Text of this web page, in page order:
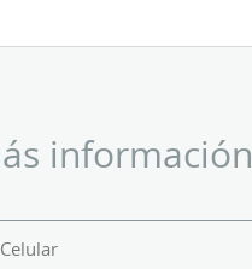
información